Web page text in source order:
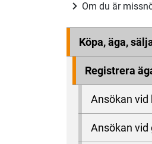
Om du är
Köpa, äga,
Registrera
Ansökan vid
Ansökan vid